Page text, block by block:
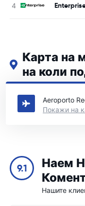
Карта на
на коли
Вижте нашите
Aeroporto
Покажи на
9.1
Наем
Нашите